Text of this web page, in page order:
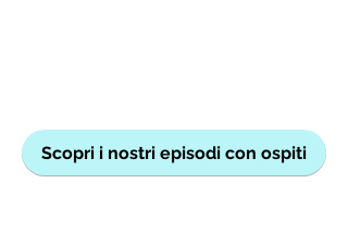
Scopri i nostri episodi con ospiti